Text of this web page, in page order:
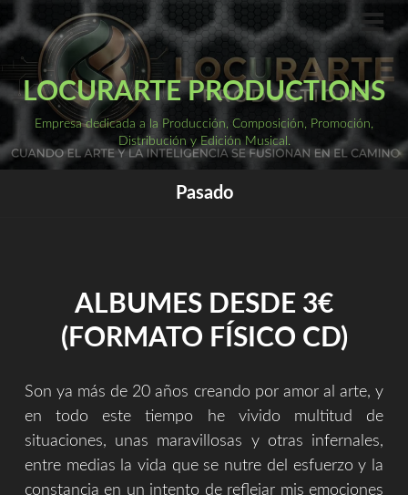
al
contenido
LOCURARTE PRODUCTIONS
Empresa dedicada a la Producción, Composición, Promoción,
Distribución y Edición Musical.
Pasado
ALBUMES DESDE 3€
(FORMATO FÍSICO CD)
Son ya más de 20 años creando por amor al arte, y
en todo este tiempo he vivido multitud de
situaciones, unas maravillosas y otras infernales,
entre medias la vida que se nutre del esfuerzo y la
constancia en un intento de reflejar mis emociones